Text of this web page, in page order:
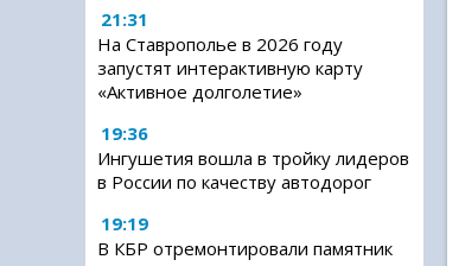
21:31
На Ставрополье в 2026 году
запустят интерактивную карту
«Активное долголетие»
19:36
Ингушетия вошла в тройку лидеров
в России по качеству автодорог
19:19
В КБР отремонтировали памятник